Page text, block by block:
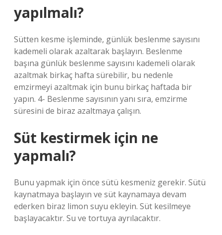
yapılmalı?
Sütten kesme işleminde, günlük beslenme sayısını
kademeli olarak azaltarak başlayın. Beslenme
başına günlük beslenme sayısını kademeli olarak
azaltmak birkaç hafta sürebilir, bu nedenle
emzirmeyi azaltmak için bunu birkaç haftada bir
yapın. 4- Beslenme sayısının yanı sıra, emzirme
süresini de biraz azaltmaya çalışın.
Süt kestirmek için ne
yapmalı?
Bunu yapmak için önce sütü kesmeniz gerekir. Sütü
kaynatmaya başlayın ve süt kaynamaya devam
ederken biraz limon suyu ekleyin. Süt kesilmeye
başlayacaktır. Su ve tortuya ayrılacaktır.